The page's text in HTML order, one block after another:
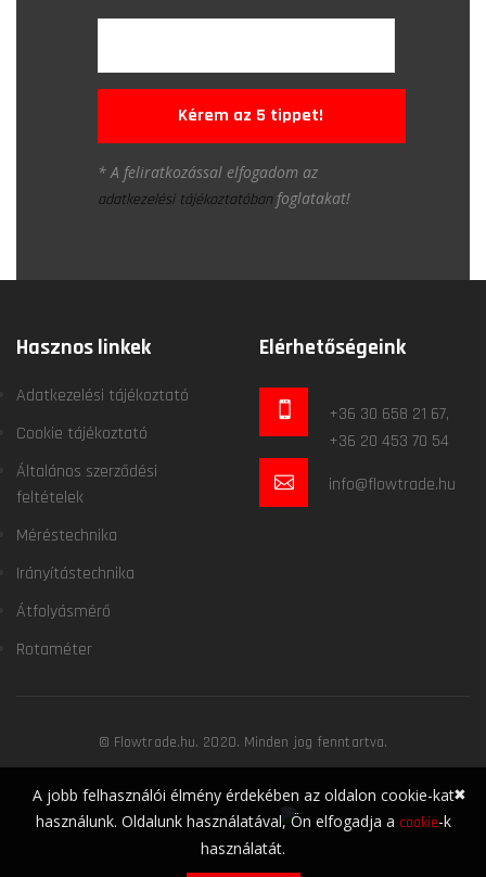
Kérem az 5 tippet!
* A feliratkozással elfogadom az
adatkezelési tájékoztatóbanfoglatakat!
Hasznos linkek
Adatkezelési tájékoztató
Cookie tájékoztató
Általános szerződési
feltételek
Méréstechnika
Irányítástechnika
Átfolyásmérő
Rotaméter
Elérhetőségeink
+36 30 658 21 67,
+36 20 453 70 54
info@flowtrade.hu
© Flowtrade.hu. 2020. Minden jog fenntartva.
A jobb felhasználói élmény érdekében az oldalon cookie-kat
használunk. Oldalunk használatával, Ön elfogadja a cookie-k
használatát.
✖